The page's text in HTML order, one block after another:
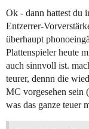
Ok - dann hattest du
Entzerrer-
überhaupt
Plattenspieler heute
auch sinnvoll ist.
teurer, dennn die
MC vorgesehen sein
was das ganze teuer